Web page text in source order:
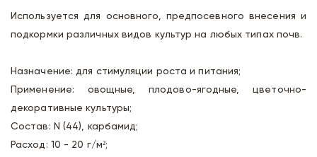
Используется для основного, предпосевного внесения и
подкормки различных видов культур на любых типах почв.
Назначение: для стимуляции роста и питания;
Применение: овощные, плодово-ягодные, цветочно-
декоративные культуры;
Состав: N (44), карбамид;
Расход: 10 - 20 г/м²;